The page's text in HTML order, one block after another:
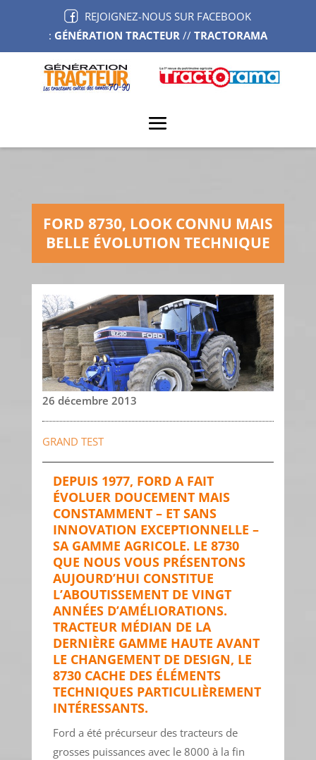
REJOIGNEZ-NOUS SUR FACEBOOK
: GÉNÉRATION TRACTEUR// TRACTORAMA
FORD 8730, LOOK CONNU MAIS
BELLE ÉVOLUTION TECHNIQUE
26 décembre 2013
GRAND TEST
DEPUIS 1977, FORD A FAIT
ÉVOLUER DOUCEMENT MAIS
CONSTAMMENT – ET SANS
INNOVATION EXCEPTIONNELLE –
SA GAMME AGRICOLE. LE 8730
QUE NOUS VOUS PRÉSENTONS
AUJOURD’HUI CONSTITUE
L’ABOUTISSEMENT DE VINGT
ANNÉES D’AMÉLIORATIONS.
TRACTEUR MÉDIAN DE LA
DERNIÈRE GAMME HAUTE AVANT
LE CHANGEMENT DE DESIGN, LE
8730 CACHE DES ÉLÉMENTS
TECHNIQUES PARTICULIÈREMENT
INTÉRESSANTS.
Ford a été précurseur des tracteurs de
grosses puissances avec le 8000 à la fin